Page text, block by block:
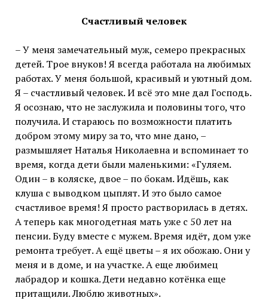
Счастливый человек
– У меня замечательный муж, семеро прекрасных
детей. Трое внуков! Я всегда работала на любимых
работах. У меня большой, красивый и уютный дом.
Я – счастливый человек. И всё это мне дал Господь.
Я осознаю, что не заслужила и половины того, что
получила. И стараюсь по возможности платить
добром этому миру за то, что мне дано, –
размышляет Наталья Николаевна и вспоминает то
время, когда дети были маленькими: «Гуляем.
Один – в коляске, двое – по бокам. Идёшь, как
клуша с выводком цыплят. И это было самое
счастливое время! Я просто растворилась в детях.
А теперь как многодетная мать уже с 50 лет на
пенсии. Буду вместе с мужем. Время идёт, дом уже
ремонта требует. А ещё цветы – я их обожаю. Они у
меня и в доме, и на участке. А еще любимец
лабрадор и кошка. Дети недавно котёнка еще
притащили. Люблю животных».